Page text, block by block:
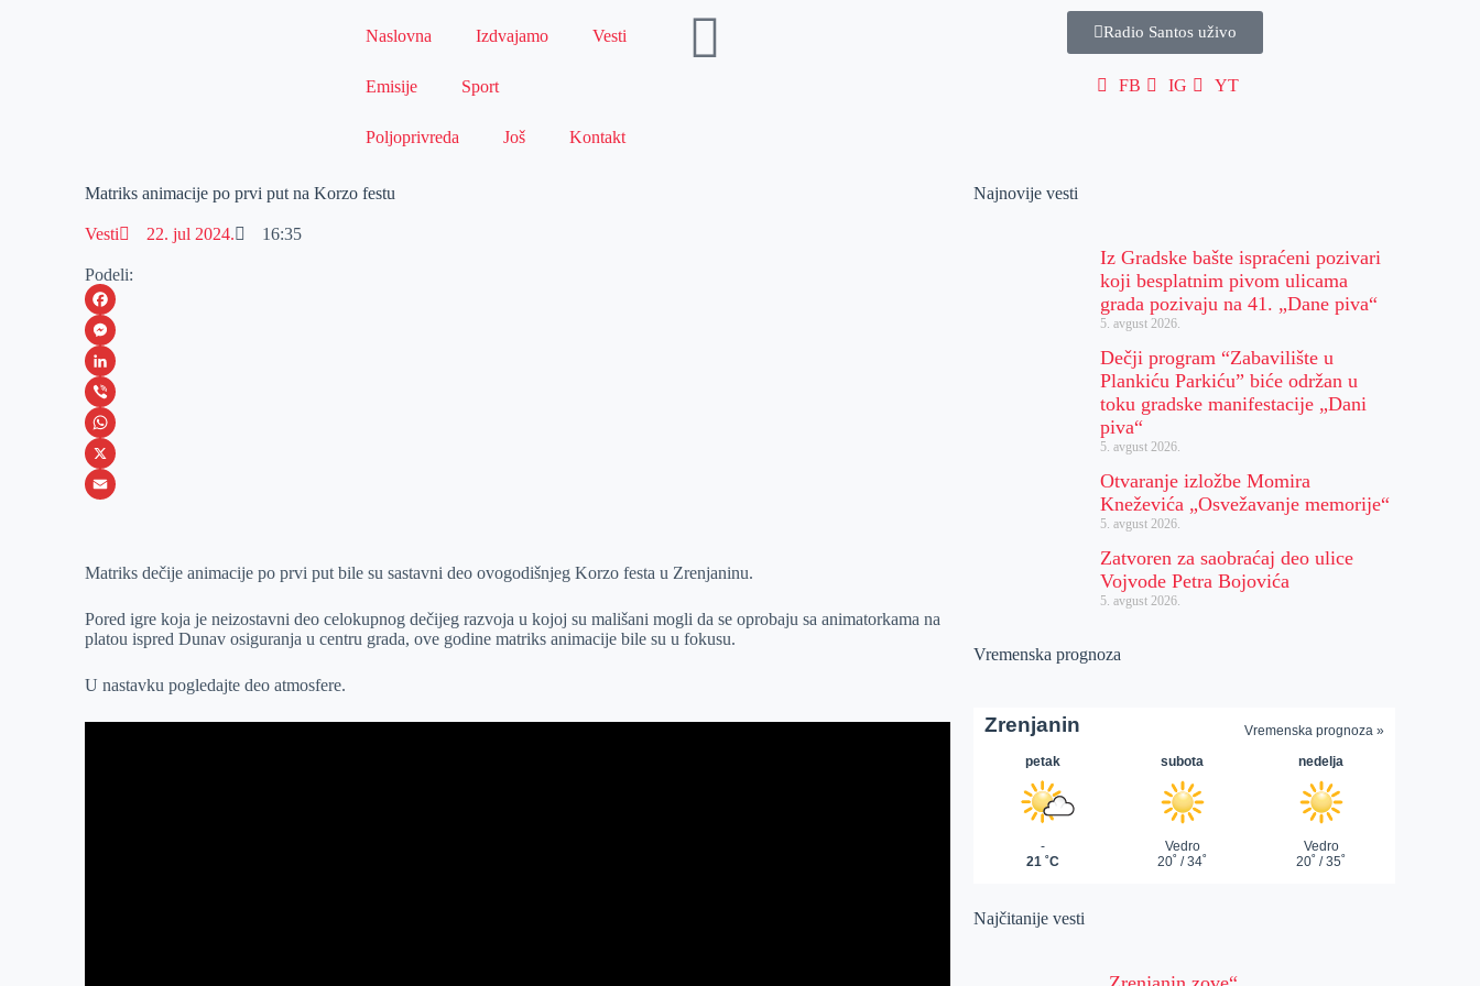
Naslovna Izdvajamo Vesti
Emisije Sport
Poljoprivreda Još Kontakt
Radio Santos uživo
FB IG YT
Matriks animacije po prvi put na Korzo festu
Vesti 22. jul 2024. 16:35
Podeli:
F
a
c
e
b
o
M
e
s
s
e
e
L
i
n
k
I
V
i
b
W
h
s
p
X
a
l
Matriks dečije animacije po prvi put bile su sastavni deo ovogodišnjeg Korzo festa u Zrenjaninu.
Pored igre koja je neizostavni deo celokupnog dečijeg razvoja u kojoj su mališani mogli da se oprobaju sa animatorkama na
platou ispred Dunav osiguranja u centru grada, ove godine matriks animacije bile su u fokusu.
U nastavku pogledajte deo atmosfere.
Najnovije vesti
Iz Gradske bašte ispraćeni pozivari
koji besplatnim pivom ulicama
grada pozivaju na 41. „Dane piva“
5. avgust 2026.
Dečji program “Zabavilište u
Plankiću Parkiću” biće održan u
toku gradske manifestacije „Dani
piva“
5. avgust 2026.
Otvaranje izložbe Momira
Kneževića „Osvežavanje memorije“
5. avgust 2026.
Zatvoren za saobraćaj deo ulice
Vojvode Petra Bojovića
5. avgust 2026.
Vremenska prognoza
Najčitanije vesti